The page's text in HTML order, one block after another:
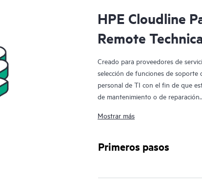
HPE Cloudline
Remote
Creado para proveedores de
selección de funciones de
personal de TI con el fin de que
de mantenimiento o de reparación.
Para los productos elegibles,
reparaciones de hardware in situ
de sustitución, incluida la
específicas.
Mostrar más
Primeros pasos